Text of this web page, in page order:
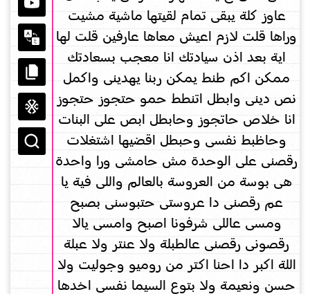
عاوز كلة يبقى تمام لقيتها ماشية مشيت
وراها قلت لازم اعيش معاها عارفين قلت لها
اية بعد اذن سيادتك انا معجب بسعادتك
ممكن اكم طنط يمكن ربنا يهدينى واكمل
نص دينى وابطل اتنطط حمو حتجوز حتجوز
انا خلاص حاتجوز وحابطل ابص على البنات
وحاظبط نفسى وحبطل اقضيها اشتغلات
رقصنى على الوحدة مش حامشى ورا واحدة
هى بوسة من العروسة بالعالم واللى فية يا
عم رقصنى دا عروستى حتبوسنى بصبح
ومسى عاللى شرفونا اصبح وامسى يالا
رقصونى رقصنى عالطبلة ولا عنتر ولا عبلة
اللة اكبر دا احنا اكتر من روميو وجوليت ولا
حسن ونعيمة ولا بتوع السيما نفسى اخدها